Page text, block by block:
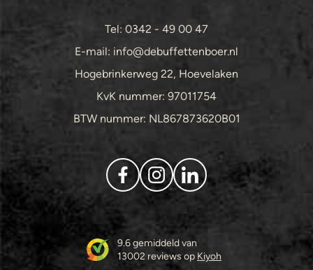
Tel: 0342 - 49 00 47
E-mail: info@debuffettenboer.nl
Hogebrinkerweg 22, Hoevelaken
KvK nummer: 97011754
BTW nummer: NL867873620B01
9.6 gemiddeld van
13002 reviews op Kiyoh